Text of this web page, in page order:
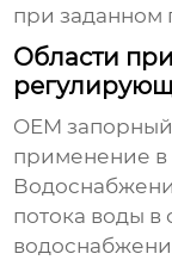
при заданном
Области
OEM
применение в
потока воды в